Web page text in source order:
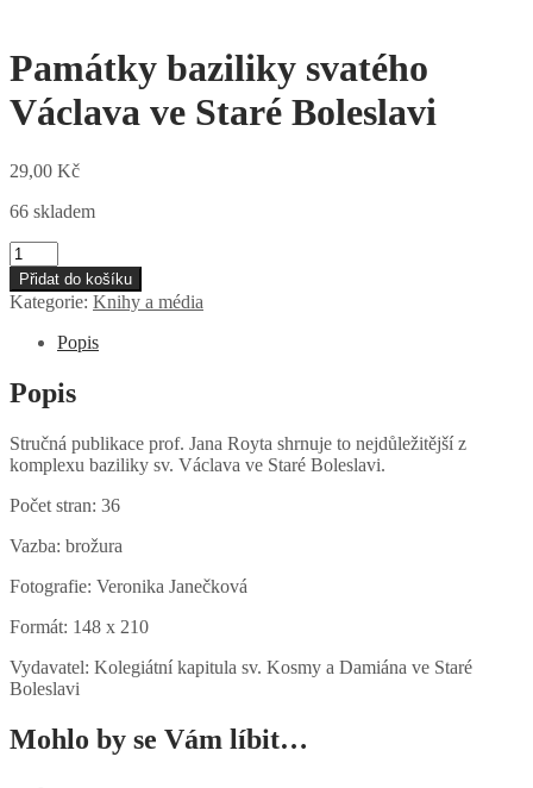
Památky baziliky svatého
Václava ve Staré Boleslavi
29,00 Kč
66 skladem
Památky
baziliky
svatého
Václava
Boleslavi
množství
Přidat do košíku
Kategorie: Knihy a média
Popis
Popis
Stručná publikace prof. Jana Royta shrnuje to nejdůležitější z
komplexu baziliky sv. Václava ve Staré Boleslavi.
Počet stran: 36
Vazba: brožura
Fotografie: Veronika Janečková
Formát: 148 x 210
Vydavatel: Kolegiátní kapitula sv. Kosmy a Damiána ve Staré
Boleslavi
Mohlo by se Vám líbit…